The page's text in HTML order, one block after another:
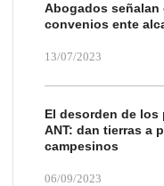
Abogados señalan
convenios ente
13/07/2023
El desorden de
ANT: dan tierras a
campesinos
06/09/2023